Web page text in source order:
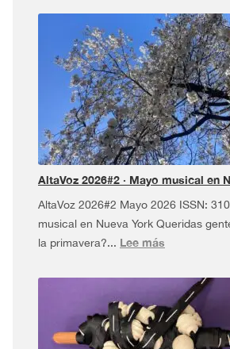
2026#3
Dúa
da
Pel
USA
Tour
¡y
más!
AltaVoz 2026#2 · Mayo musical en
AltaVoz 2026#2 Mayo 2026 ISSN:
musical en Nueva York Queridas
la primavera?... Lee más
2026#2
Mayo
musical